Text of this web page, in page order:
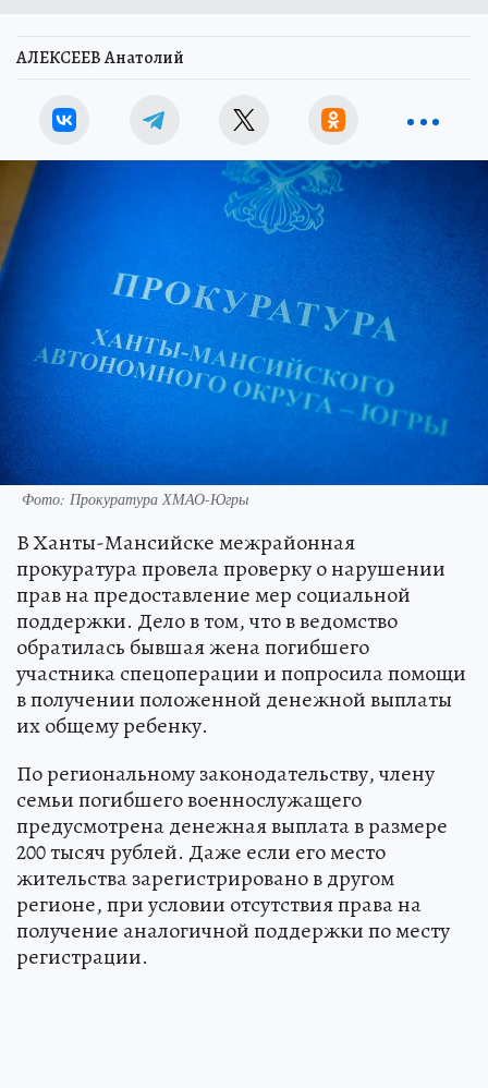
АЛЕКСЕЕВ Анатолий
Фото: Прокуратура ХМАО-Югры
В Ханты-Мансийске межрайонная
прокуратура провела проверку о нарушении
прав на предоставление мер социальной
поддержки. Дело в том, что в ведомство
обратилась бывшая жена погибшего
участника спецоперации и попросила помощи
в получении положенной денежной выплаты
их общему ребенку.
По региональному законодательству, члену
семьи погибшего военнослужащего
предусмотрена денежная выплата в размере
200 тысяч рублей. Даже если его место
жительства зарегистрировано в другом
регионе, при условии отсутствия права на
получение аналогичной поддержки по месту
регистрации.